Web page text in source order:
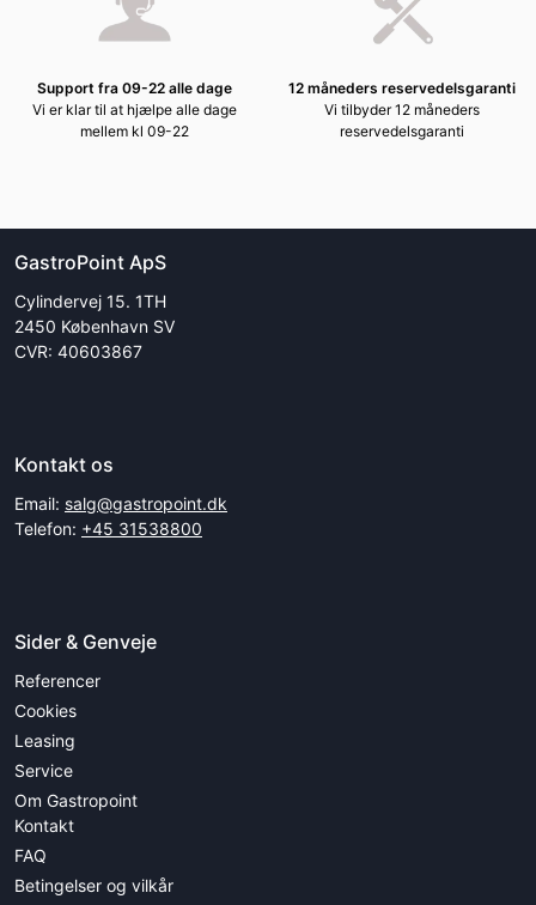
Support fra 09-22 alle dage
Vi er klar til at hjælpe alle dage
mellem kl 09-22
12 måneders reservedelsgaranti
Vi tilbyder 12 måneders
reservedelsgaranti
GastroPoint ApS
Cylindervej 15. 1TH
2450 København SV
CVR: 40603867
Kontakt os
Email: salg@gastropoint.dk
Telefon: +45 31538800
Sider & Genveje
Referencer
Cookies
Leasing
Service
Om Gastropoint
Kontakt
FAQ
Betingelser og vilkår